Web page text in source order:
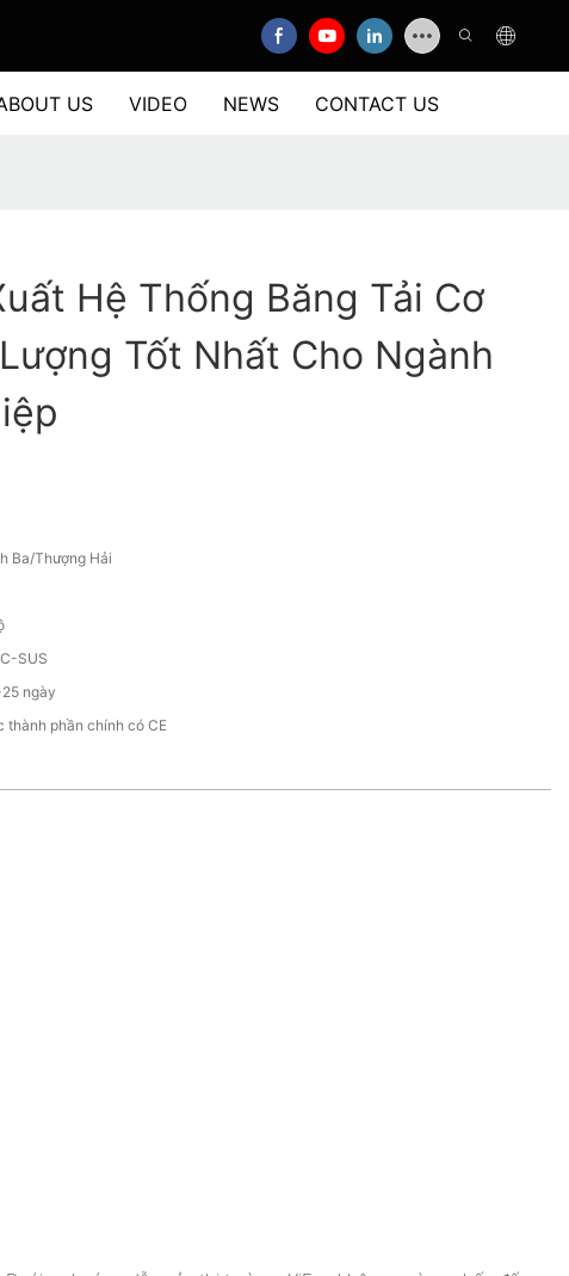
US VIDEO NEWS CONTACT US
Hệ Thống Băng Tải Cơ
Tốt Nhất Cho Ngành
Ba/Thượng Hải
SUS
ngày
thành phần chính có CE